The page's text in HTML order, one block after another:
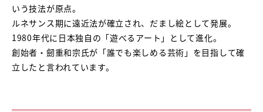
いう技法が原点。
ルネサンス期に遠近法が確立され、だまし絵として発展。
1980年代に日本独自の「遊べるアート」として進化。
創始者・劒重和宗氏が「誰でも楽しめる芸術」を目指して確
立したと言われています。